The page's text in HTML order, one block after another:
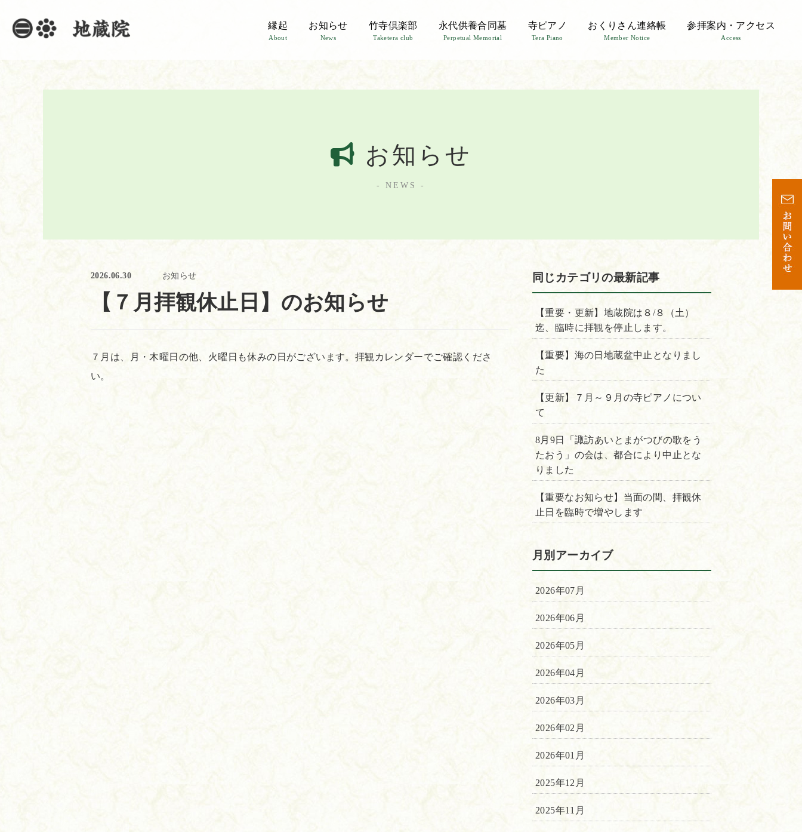
縁起
About
お知らせ
News
竹寺倶楽部
Taketera club
永代供養合同墓
Perpetual Memorial
寺ピアノ
Tera Piano
おくりさん連絡帳
Member Notice
参拝案内・アクセス
Access
お知らせ
- NEWS -
2026.06.30 お知らせ
【７月拝観休止日】のお知らせ
７月は、月・木曜日の他、火曜日も休みの日がございます。拝観カレンダーでご確認くださ
い。
同じカテゴリの最新記事
【重要・更新】地蔵院は８/８（土）
迄、臨時に拝観を停止します。
【重要】海の日地蔵盆中止となりまし
た
【更新】７月～９月の寺ピアノについ
て
8月9日「諏訪あいとまがつびの歌をう
たおう」の会は、都合により中止とな
りました
【重要なお知らせ】当面の間、拝観休
止日を臨時で増やします
月別アーカイブ
2026年07月
2026年06月
2026年05月
2026年04月
2026年03月
2026年02月
2026年01月
2025年12月
2025年11月